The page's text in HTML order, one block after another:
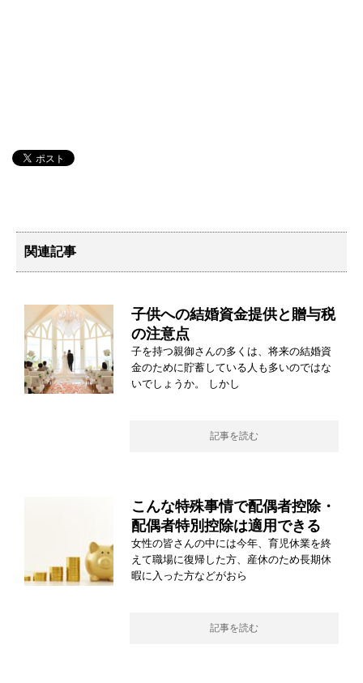
関連記事
子供への結婚資金提供と贈与税
の注意点
子を持つ親御さんの多くは、将来の結婚資
金のために貯蓄している人も多いのではな
いでしょうか。 しかし
記事を読む
こんな特殊事情で配偶者控除・
配偶者特別控除は適用できる
女性の皆さんの中には今年、育児休業を終
えて職場に復帰した方、産休のため長期休
暇に入った方などがおら
記事を読む